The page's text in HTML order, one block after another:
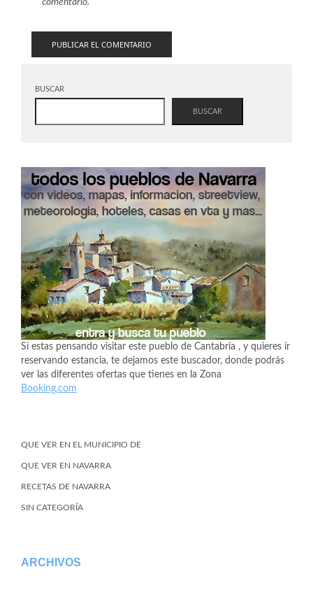
comentario.
BUSCAR
BUSCAR
Si estas pensando visitar este pueblo de Cantabria , y quieres ir
reservando estancia, te dejamos este buscador, donde podrás
ver las diferentes ofertas que tienes en la Zona
Booking.com
QUE VER EN EL MUNICIPIO DE
QUE VER EN NAVARRA
RECETAS DE NAVARRA
SIN CATEGORÍA
ARCHIVOS